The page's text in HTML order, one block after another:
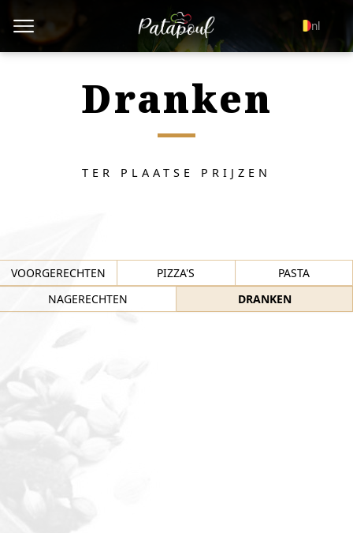
nl
Dranken
TER PLAATSE PRIJZEN
VOORGERECHTEN PIZZA'S
PASTA
NAGERECHTEN
DRANKEN